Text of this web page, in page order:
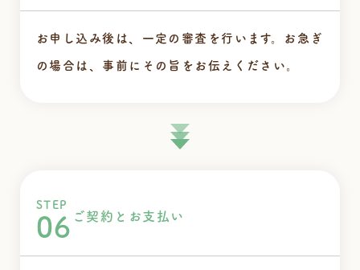
お申し込み後は、一定の審査を行います。お急ぎ
の場合は、事前にその旨をお伝えください。
STEP
06 ご契約とお支払い